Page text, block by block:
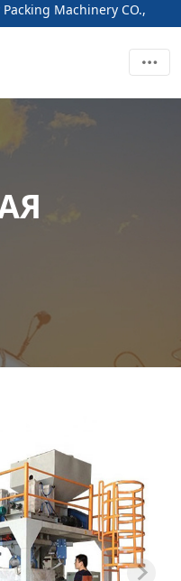
Machinery CO.,